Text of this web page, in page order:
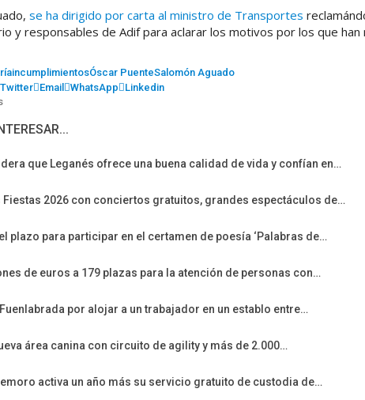
se ha dirigido por carta al ministro de Transportes
y responsables de Adif para aclarar los motivos por los que
incumplimientosÓscar PuenteSalomón Aguado
Twitter Email WhatsApp
Linkedin
que Leganés ofrece una buena calidad de vida y confían en…
2026 con conciertos gratuitos, grandes espectáculos de…
el plazo para participar en el certamen de poesía ‘Palabras de…
de euros a 179 plazas para la atención de personas con…
por alojar a un trabajador en un establo entre…
área canina con circuito de agility y más de 2.000…
activa un año más su servicio gratuito de custodia de…